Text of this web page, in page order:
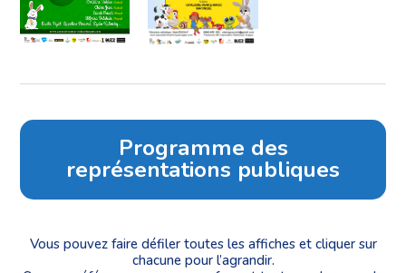
Programme des
représentations publiques
Vous pouvez faire défiler toutes les affiches et cliquer sur
chacune pour l’agrandir.